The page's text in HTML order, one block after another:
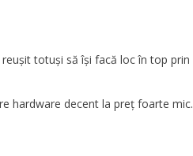
totuși să își facă loc în top prin
hardware decent la preț foarte mic.